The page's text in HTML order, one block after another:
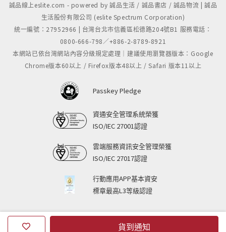
貨到通知
誠品線上eslite.com - powered by 誠品生活 / 誠品書店 / 誠品物流 | 誠品
生活股份有限公司 (eslite Spectrum Corporation)
統一編號：27952966 | 台灣台北市信義區松德路204號B1 服務電話：
0800-666-798／+886-2-8789-8921
本網站已依台灣網站內容分級規定處理｜建議使用瀏覽器版本：Google
Chrome版本60以上 / Firefox版本48以上 / Safari 版本11以上
Passkey Pledge
資通安全管理系統榮獲
ISO/IEC 27001認證
雲端服務資訊安全管理榮獲
ISO/IEC 27017認證
行動應用APP基本資安
標章最高L3等級認證